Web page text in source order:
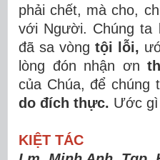
phải chết, mà cho,
với Người. Chúng ta
đã sa vòng tội lỗi,
lòng đón nhận ơn
của Chúa, để chúng
do đích thực. Ước
KIỆT TÁC